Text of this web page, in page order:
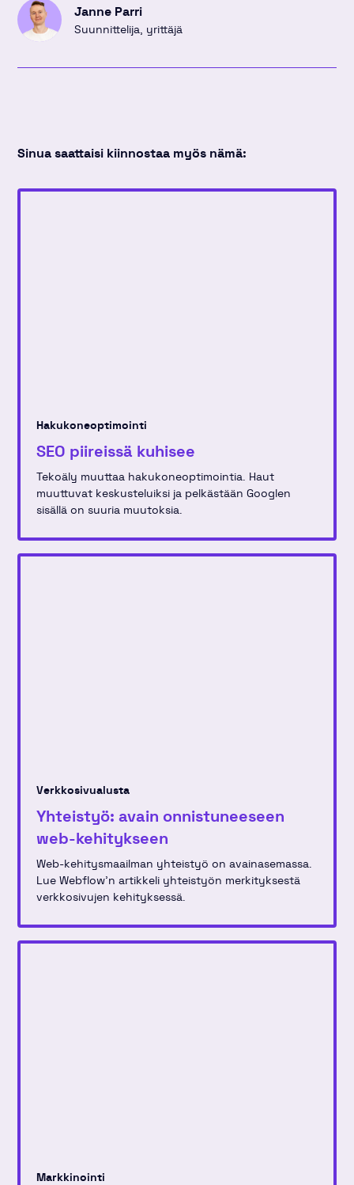
Janne Parri
Suunnittelija, yrittäjä
Sinua saattaisi kiinnostaa myös nämä:
Hakukoneoptimointi
SEO piireissä kuhisee
Tekoäly muuttaa hakukoneoptimointia. Haut
muuttuvat keskusteluiksi ja pelkästään Googlen
sisällä on suuria muutoksia.
Verkkosivualusta
Yhteistyö: avain onnistuneeseen
web-kehitykseen
Web-kehitysmaailman yhteistyö on avainasemassa.
Lue Webflow'n artikkeli yhteistyön merkityksestä
verkkosivujen kehityksessä.
Markkinointi